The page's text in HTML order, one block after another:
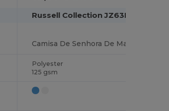
Russell Collection JZ63F
Polyester
125 gsm